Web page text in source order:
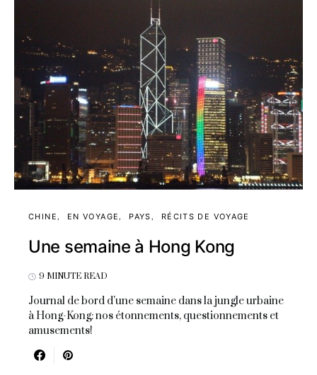
CHINE EN VOYAGE PAYS RÉCITS DE VOYAGE
Une semaine à Hong Kong
9 MINUTE READ
Journal de bord d'une semaine dans la jungle urbaine
à Hong-Kong: nos étonnements, questionnements et
amusements!